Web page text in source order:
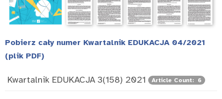
Pobierz cały numer Kwartalnik EDUKACJA 04/2021
(plik PDF)
Kwartalnik EDUKACJA 3(158) 2021 Article Count: 6